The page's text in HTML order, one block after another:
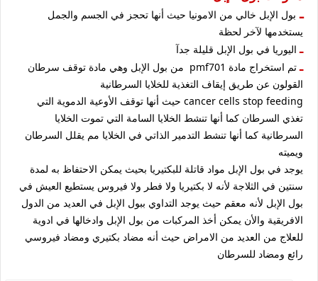
ـ بول الإبل خالي من الامونيا حيث أنها تحجز في الجسم والجمل
يستخدمها لآخر لحظة
ـاليوريا في بول الإبل قليلة جدآ
ـ تم استخراج مادة pmf701
من بول الإبل وهي مادة توقف سرطان
القولون عن طريق إيقاف التغذية للخلايا السرطانية
cancer cells stop feeding حيث أنها توقف الأوعية الدموية التي
تغذي السرطان كما أنها تنشط الخلايا السامة التي تموت الخلايا
السرطانية كما أنها تنشط التدمير الذاتي في الخلايا مم يقلل السرطان
ويميته
يوجد في بول الإبل مواد قاتلة للبكتيريا بحيث يمكن الاحتفاظ به لمدة
سنتين في الثلاجة لأنه لا بكتيريا ولا فطر ولا فيروس يستطيع العيش في
بول الإبل لأنه معقم حيث يوجد التداوي ببول الإبل في العديد من الدول
الافريقية والأن يمكن أخذ المركبات من بول الإبل وادخالها في ادوية
للعلاج من العديد من الامراض حيث أنه مضاد بكتيري ومضاد فيروسي
رائع ومضاد للسرطان